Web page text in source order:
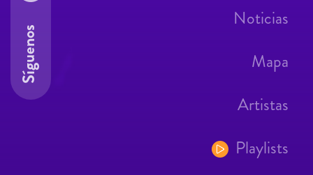
Noticias
Mapa
Artistas
Playlists
Síguenos